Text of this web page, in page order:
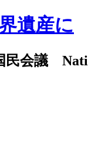
遺産に
民会議